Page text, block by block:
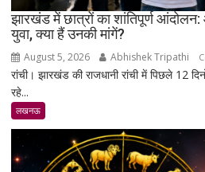
झारखंड में छात्रों का शांतिपूर्ण
युवा, क्या हैं उनकी मांगें?
August 5, 2026 Abhishek Tripathi
रांची। झारखंड की राजधानी रांची में पिछले 12
रहे...
लखनऊ